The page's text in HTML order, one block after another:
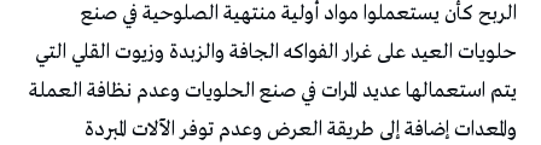
الربح كأن يستعملوا مواد أولية منتهية الصلوحية في صنع
حلويات العيد على غرار الفواكه الجافة والزبدة وزيوت القلي التي
يتم استعمالها عديد المرات في صنع الحلويات وعدم نظافة العملة
والمعدات إضافة إلى طريقة العرض وعدم توفر الآلات المبردة